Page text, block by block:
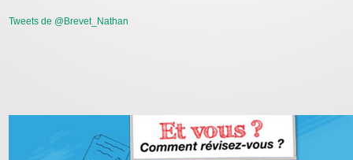
Tweets de @Brevet_Nathan